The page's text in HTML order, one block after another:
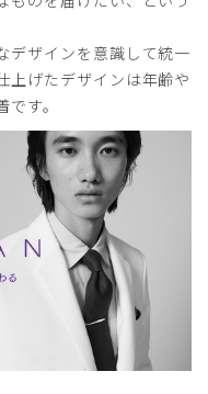
りがいい。
コート/白/L
2026-02-19
る。ロンハーマンが着
デザインを意識して統一
上げたデザインは年齢や
す。